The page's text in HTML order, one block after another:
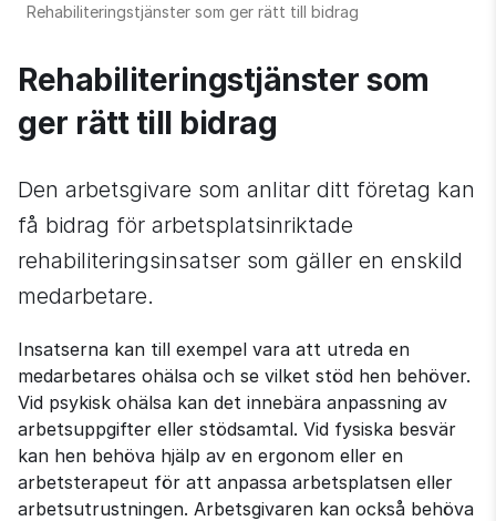
Rehabiliteringstjänster som ger rätt till bidrag
Rehabiliteringstjänster som
ger rätt till bidrag
Den arbetsgivare som anlitar ditt företag kan
få bidrag för arbetsplatsinriktade
rehabiliteringsinsatser som gäller en enskild
medarbetare.
Insatserna kan till exempel vara att utreda en
medarbetares ohälsa och se vilket stöd hen behöver.
Vid psykisk ohälsa kan det innebära anpassning av
arbetsuppgifter eller stödsamtal. Vid fysiska besvär
kan hen behöva hjälp av en ergonom eller en
arbetsterapeut för att anpassa arbetsplatsen eller
arbetsutrustningen. Arbetsgivaren kan också behöva